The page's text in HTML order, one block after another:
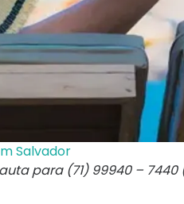
Salvador
para (71) 99940 – 7440